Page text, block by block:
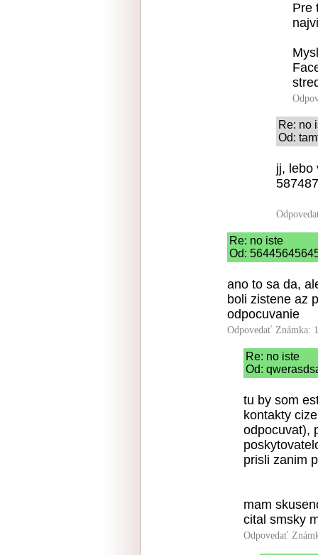
Pre
Re: no
Od:
jj, lebo
Re: no iste
Od:
ano to sa da,
boli zistene az
odpocuvanie
Odpovedať Známka:
Re: no iste
Od:
tu by som
kontakty
odpocuvat),
prisli zanim
mam
cital smsky
Odpovedať